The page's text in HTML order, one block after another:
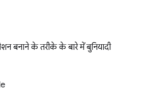
बनाने के तरीके के बारे में बुनियादी